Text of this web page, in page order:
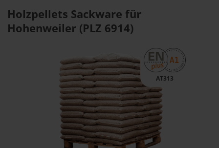
Holzpellets Sackware für
Hohenweiler (PLZ 6914)
AT313